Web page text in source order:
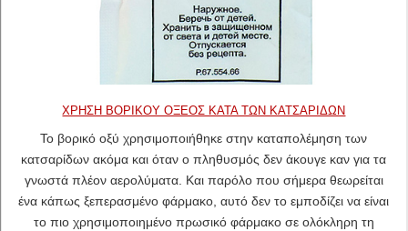
ΧΡΉΣΗ ΒΟΡΙΚΟΎ ΟΞΈΟΣ ΚΑΤΆ ΤΩΝ ΚΑΤΣΑΡΊΔΩΝ
Το βορικό οξύ χρησιμοποιήθηκε στην καταπολέμηση των
κατσαρίδων ακόμα και όταν ο πληθυσμός δεν άκουγε καν για τα
γνωστά πλέον αερολύματα. Και παρόλο που σήμερα θεωρείται
ένα κάπως ξεπερασμένο φάρμακο, αυτό δεν το εμποδίζει να είναι
το πιο χρησιμοποιημένο πρωσικό φάρμακο σε ολόκληρη τη